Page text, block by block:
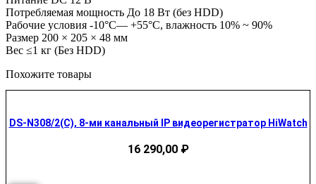
Потребляемая мощность До 18 Вт (без HDD)
Рабочие условия -10°C— +55°C, влажность 10% ~ 90%
Размер 200 × 205 × 48 мм
Вес ≤1 кг (Без HDD)
Похожите товары
DS-N308/2(C), 8-ми канальный IP видеорегистратор HiWatch
16 290,00 ₽